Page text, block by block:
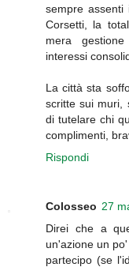
sempre assenti
Corsetti, la
mera
interessi
La città sta
scritte sui muri,
di tutelare chi
complimenti,
Rispondi
Colosseo 27
Direi che a
un'azione un
partecipo (se